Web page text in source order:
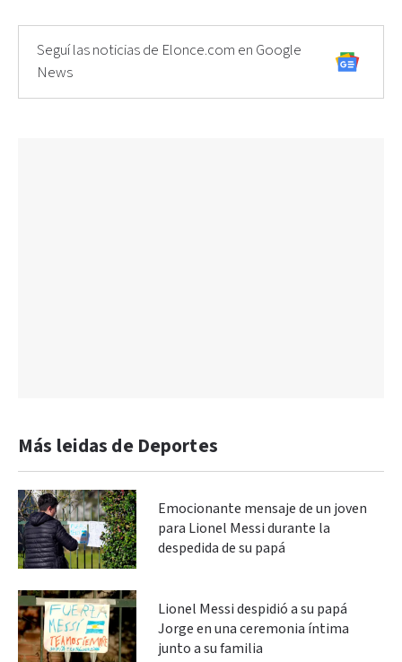
Seguí las noticias de Elonce.com en Google
News
Más leidas de Deportes
Emocionante mensaje de un joven
para Lionel Messi durante la
despedida de su papá
Lionel Messi despidió a su papá
Jorge en una ceremonia íntima
junto a su familia